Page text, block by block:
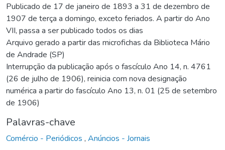
Publicado de 17 de janeiro de 1893 a 31 de dezembro de
1907 de terça a domingo, exceto feriados. A partir do Ano
VII, passa a ser publicado todos os dias
Arquivo gerado a partir das microfichas da Biblioteca Mário
de Andrade (SP)
Interrupção da publicação após o fascículo Ano 14, n. 4761
(26 de julho de 1906), reinicia com nova designação
numérica a partir do fascículo Ano 13, n. 01 (25 de setembro
de 1906)
Palavras-chave
Comércio - Periódicos , Anúncios - Jornais